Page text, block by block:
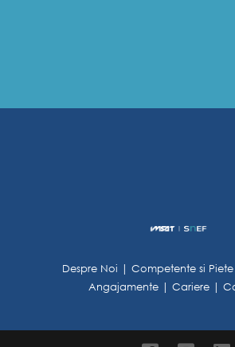
Despre Noi |Competente si Piete
Angajamente| Cariere |